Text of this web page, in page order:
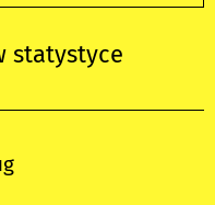
statystyce